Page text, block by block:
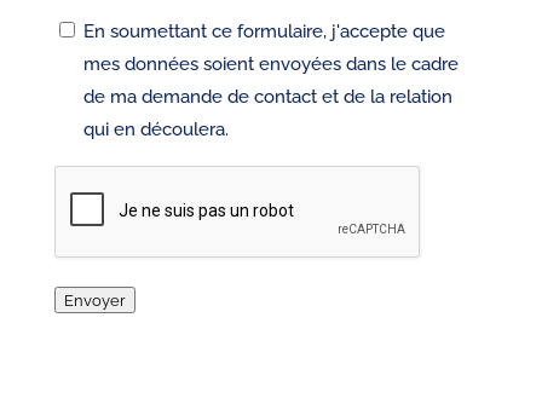
RGPDEn soumettant ce formulaire, j'accepte que
mes données soient envoyées dans le cadre
de ma demande de contact et de la relation
qui en découlera.
Envoyer